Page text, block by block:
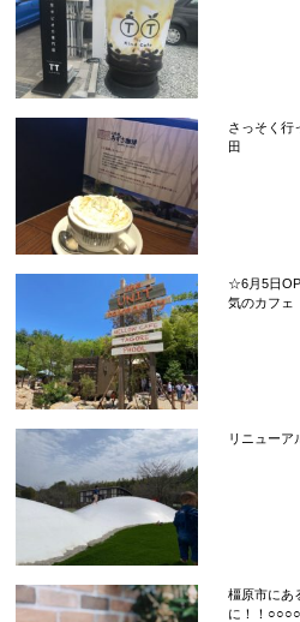
さっそく行
田
☆6月5日
気のカフェ
リニューア
橿原市にあ
に！！